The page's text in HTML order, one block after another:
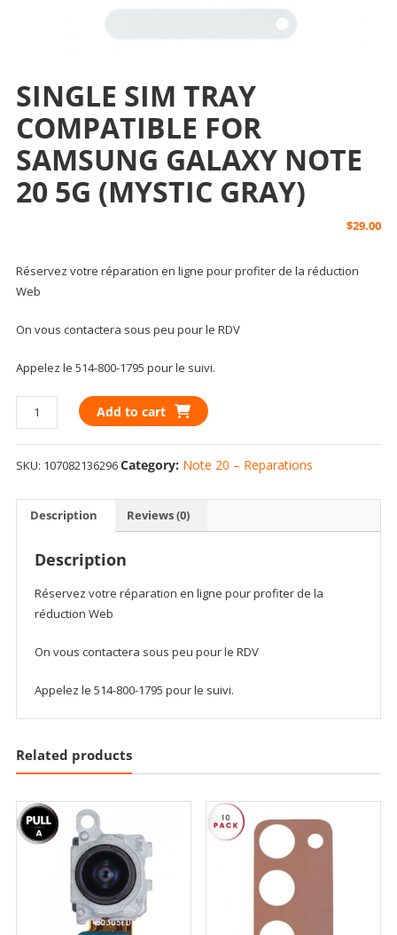
SINGLE SIM TRAY
COMPATIBLE FOR
SAMSUNG GALAXY NOTE
20 5G (MYSTIC GRAY)
$29.00
Réservez votre réparation en ligne pour profiter de la réduction
Web
On vous contactera sous peu pour le RDV
Appelez le 514-800-1795 pour le suivi.
SIM
TRAY
COMPATIBLE
(MYSTIC
quantity
Add to cart
SKU: 107082136296Category: Note 20 – Reparations
Description Reviews (0)
Description
Réservez votre réparation en ligne pour profiter de la
réduction Web
On vous contactera sous peu pour le RDV
Appelez le 514-800-1795 pour le suivi.
Related products